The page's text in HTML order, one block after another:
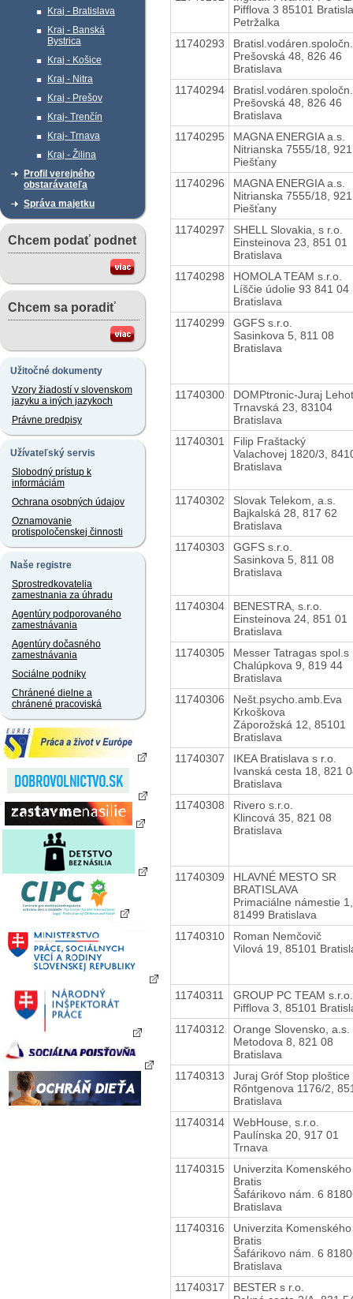
Kraj - Bratislava
Kraj - Banská
Bystrica
Kraj - Košice
Kraj - Nitra
Kraj - Prešov
Kraj- Trenčín
Kraj- Trnava
Kraj - Žilina
Profil verejného
obstarávateľa
Správa majetku
Chcem podať podnet
Chcem sa poradiť
Užitočné dokumenty
Vzory žiadostí v slovenskom
jazyku a iných jazykoch
Právne predpisy
Užívateľský servis
Slobodný prístup k
informáciám
Ochrana osobných údajov
Oznamovanie
protispoločenskej činnosti
Naše registre
Sprostredkovatelia
zamestnania za úhradu
Agentúry podporovaného
zamestnávania
Agentúry dočasného
zamestnávania
Sociálne podniky
Chránené dielne a
chránené pracoviská
Pifflova 3 85101
Petržalka
11740293
Prešovská 48, 826 46
Bratislava
11740294
Prešovská 48, 826 46
Bratislava
11740295
MAGNA ENERGIA a.s.
Nitrianska 7555/18,
Piešťany
11740296
MAGNA ENERGIA a.s.
Nitrianska 7555/18,
Piešťany
11740297
SHELL Slovakia, s r.o.
Einsteinova 23, 851 01
Bratislava
11740298
HOMOLA TEAM s.r.o.
Líščie údolie 93 841 04
Bratislava
11740299
GGFS s.r.o.
Sasinkova 5, 811 08
Bratislava
11740300
DOMPtronic-Juraj
Trnavská 23, 83104
Bratislava
11740301
Filip Fraštacký
Valachovej 1820/3,
Bratislava
11740302
Slovak Telekom, a.s.
Bajkalská 28, 817 62
Bratislava
11740303
GGFS s.r.o.
Sasinkova 5, 811 08
Bratislava
11740304
BENESTRA, s.r.o.
Einsteinova 24, 851 01
Bratislava
11740305
Messer Tatragas spol.s
Chalúpkova 9, 819 44
Bratislava
11740306
Nešt.psycho.amb.Eva
Krkoškova
Záporožská 12, 85101
Bratislava
11740307
IKEA Bratislava s r.o.
Ivanská cesta 18, 821
Bratislava
11740308
Rivero s.r.o.
Klincová 35, 821 08
Bratislava
11740309
HLAVNÉ MESTO SR
BRATISLAVA
Primaciálne námestie 1,
81499 Bratislava
11740310
Roman Nemčovič
Vilová 19, 85101
11740311
GROUP PC TEAM s.r.o.
Pifflova 3, 85101
11740312
Orange Slovensko, a.s.
Metodova 8, 821 08
Bratislava
11740313
Juraj Gróf Stop ploštice
Rőntgenova 1176/2,
Bratislava
11740314
WebHouse, s.r.o.
Paulínska 20, 917 01
Trnava
11740315
Univerzita
Bratis
Šafárikovo nám. 6
Bratislava
11740316
Univerzita
Bratis
Šafárikovo nám. 6
Bratislava
11740317
BESTER s r.o.